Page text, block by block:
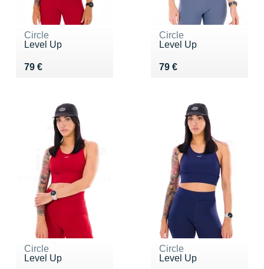
Circle
Level Up
79 €
Vendu 79 €
Circle
Level Up
79 €
Vendu 79 €
Circle
Level Up
Circle
Level Up